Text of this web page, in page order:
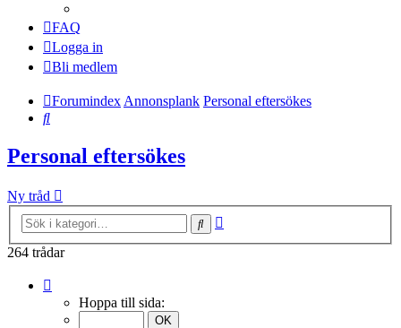
FAQ
Logga in
Bli medlem
Forumindex Annonsplank Personal eftersökes
Sök
Personal eftersökes
Ny tråd
Sök
264 trådar
Hoppa till sida: